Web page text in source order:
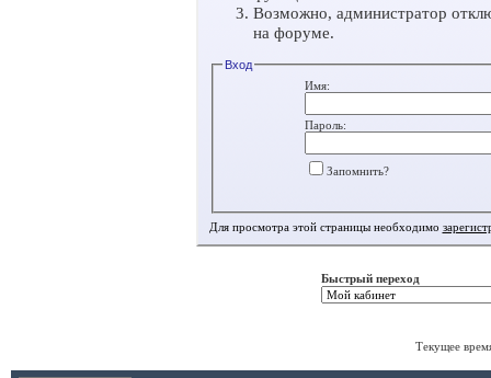
Возможно, администратор
на форуме.
Вход
Имя:
Пароль:
Запомнить?
Для просмотра этой страницы необходимо
Быстрый переход
Текущее